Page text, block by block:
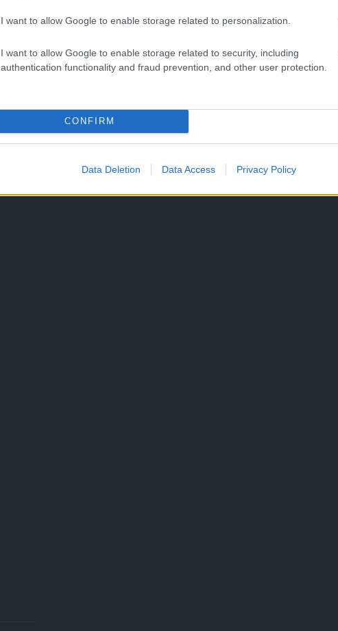
I want to allow Google to enable storage related to personalization.
I want to allow Google to enable storage related to security, including
authentication functionality and fraud prevention, and other user protection.
CONFIRM
Data Deletion Data Access Privacy Policy